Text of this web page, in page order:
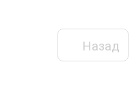
Назад